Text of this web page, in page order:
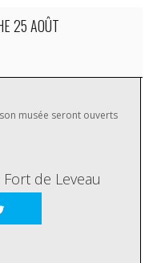
25 AOÛT
musée seront ouverts
de Leveau